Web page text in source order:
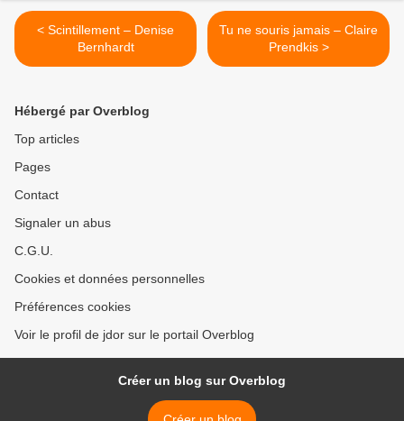
< Scintillement – Denise
Bernhardt
Tu ne souris jamais – Claire
Prendkis >
Hébergé par Overblog
Top articles
Pages
Contact
Signaler un abus
C.G.U.
Cookies et données personnelles
Préférences cookies
Voir le profil de jdor sur le portail Overblog
Créer un blog sur Overblog